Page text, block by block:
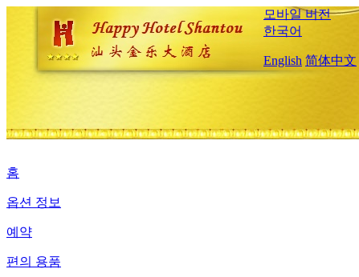
모바일 버전
한국어
English 简体中文
홈
옵션 정보
예약
편의 용품